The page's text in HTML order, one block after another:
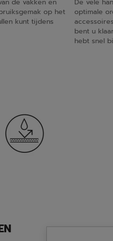
de vakken en
op het
kunt tijdens
De vele
optimale
bent u
hebt snel